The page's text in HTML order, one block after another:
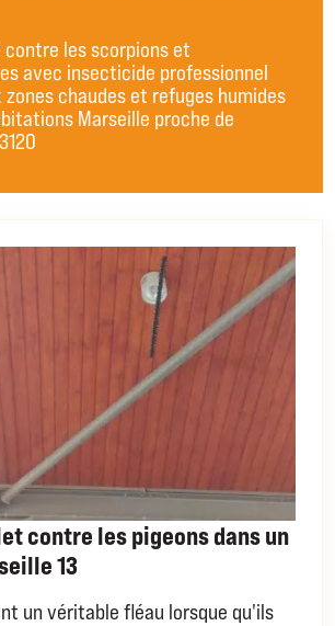
les scorpions et
avec insecticide professionnel
chaudes et refuges humides
Marseille proche de
contre les pigeons dans un
13
un véritable fléau lorsque qu'ils